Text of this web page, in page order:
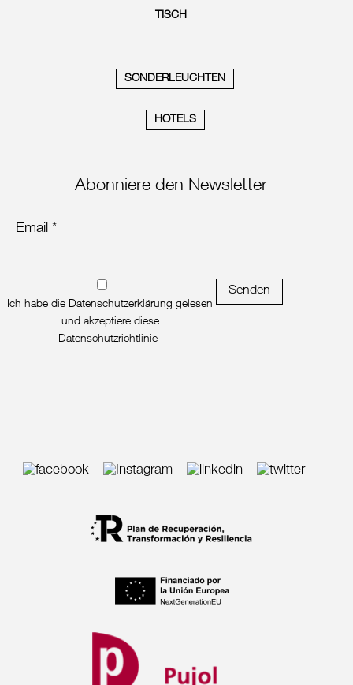
TISCH
SONDERLEUCHTEN
HOTELS
Abonniere den Newsletter
Email *
Ich habe die Datenschutzerklärung gelesen
und akzeptiere diese
Datenschutzrichtlinie
Senden